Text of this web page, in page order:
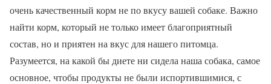
очень качественный корм не по вкусу вашей собаке. Важно
найти корм, который не только имеет благоприятный
состав, но и приятен на вкус для нашего питомца.
Разумеется, на какой бы диете ни сидела наша собака, самое
основное, чтобы продукты не были испортившимися, с